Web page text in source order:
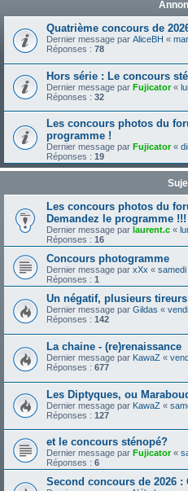
Quatrième concours de
Dernier message par AliceBH «
Réponses : 78
Hors série : Le concours
Dernier message par Fujicator«
Réponses : 32
Les concours photos du
programme !
Dernier message par Fujicator«
Réponses : 19
Les concours photos du
Demandez le programme !!!
Dernier message par laurent.c «
Réponses : 16
Concours photogramme
Dernier message par xXx «
Réponses : 1
Un négatif, plusieurs
Dernier message par Gildas «
Réponses : 142
La chaine - (re)renaissance
Dernier message par KawaZ «
Réponses : 677
Les Diptyques, ou
Dernier message par KawaZ «
Réponses : 127
et le concours sténopé?
Dernier message par Fujicator«
Réponses : 6
Second concours de 2026 :